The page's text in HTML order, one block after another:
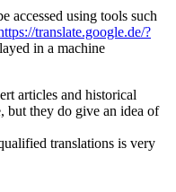
accessed using tools such
translate.google.de/?
in a machine
articles and historical
but they do give an idea of
translations is very